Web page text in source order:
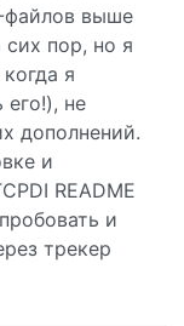
файлов выше
сих пор, но я
я
его!), не
дополнений.
и
README
и
трекер